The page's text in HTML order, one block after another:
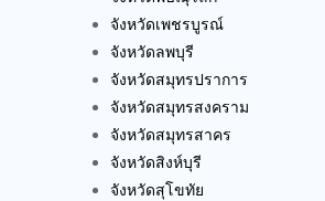
จังหวัดเพชรบูรณ์
จังหวัดลพบุรี
จังหวัดสมุทรปราการ
จังหวัดสมุทรสงคราม
จังหวัดสมุทรสาคร
จังหวัดสิงห์บุรี
จังหวัดสุโขทัย